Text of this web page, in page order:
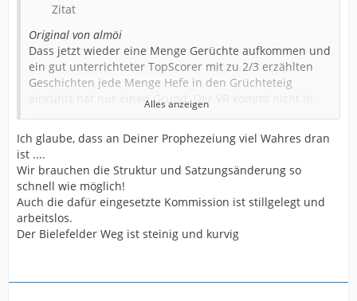
Zitat
Original von almöi
Dass jetzt wieder eine Menge Gerüchte aufkommen und
ein gut unterrichteter TopScorer mit zu 2/3 erzählten
Geschichten jede Menge Hefe in den Grüchteteig
einrührt hat nur einen Grund. Der VR kommt nicht in
die Gänge. Dafür gibt es drei mögliche Gründe.
Leute die er vorschlägt werden wechselweise vom AR
oder von Uli Stein abgelehnt.
Ich sehe Uli Stein, wie ich Anfang letzter Woche bereits
schrieb noch lange nicht als Präsidenten. Eigentlich
sehe ich den Zug bereits abgefahren. Wenn so lange
über einen Kandidaten geredet wurde, ohne dass er
Auch ich befürchte, dass dann die drei von der
Alles anzeigen
Ich glaube, dass an Deiner Prophezeiung viel Wahres dran
ist ....
Wir brauchen die Struktur und Satzungsänderung so
schnell wie möglich!
Auch die dafür eingesetzte Kommission ist stillgelegt und
arbeitslos.
Der Bielefelder Weg ist steinig und kurvig